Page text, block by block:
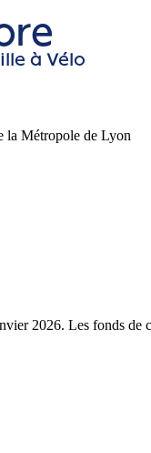
à Vélo
la Métropole de Lyon
2026. Les fonds